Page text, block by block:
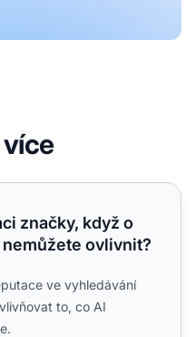
když o vás AI říká věci,
značky, když o
ovlivnit?
ve vyhledávání
to, co AI